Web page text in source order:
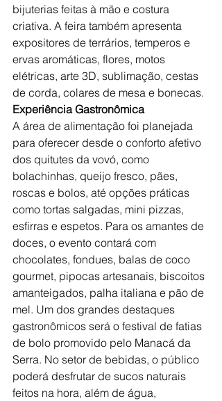
bijuterias feitas à mão e costura
criativa. A feira também apresenta
expositores de terrários, temperos e
ervas aromáticas, flores, motos
elétricas, arte 3D, sublimação, cestas
de corda, colares de mesa e bonecas.
Experiência Gastronômica
A área de alimentação foi planejada
para oferecer desde o conforto afetivo
dos quitutes da vovó, como
bolachinhas, queijo fresco, pães,
roscas e bolos, até opções práticas
como tortas salgadas, mini pizzas,
esfirras e espetos. Para os amantes de
doces, o evento contará com
chocolates, fondues, balas de coco
gourmet, pipocas artesanais, biscoitos
amanteigados, palha italiana e pão de
mel. Um dos grandes destaques
gastronômicos será o festival de fatias
de bolo promovido pelo Manacá da
Serra. No setor de bebidas, o público
poderá desfrutar de sucos naturais
feitos na hora, além de água,